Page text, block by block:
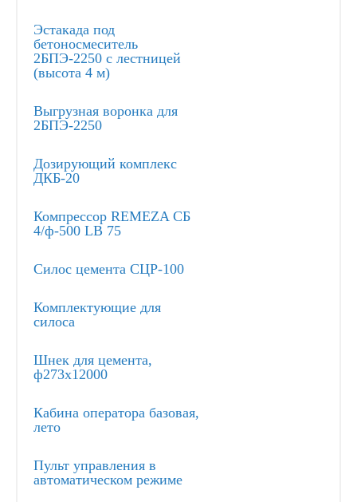
Эстакада под
бетоносмеситель
2БПЭ-2250 с лестницей
(высота 4 м)
Выгрузная воронка для
2БПЭ-2250
Дозирующий комплекс
ДКБ-20
Компрессор REMEZA СБ
4/ф-500 LB 75
Силос цемента СЦР-100
Комплектующие для
силоса
Шнек для цемента,
ф273х12000
Кабина оператора базовая,
лето
Пульт управления в
автоматическом режиме